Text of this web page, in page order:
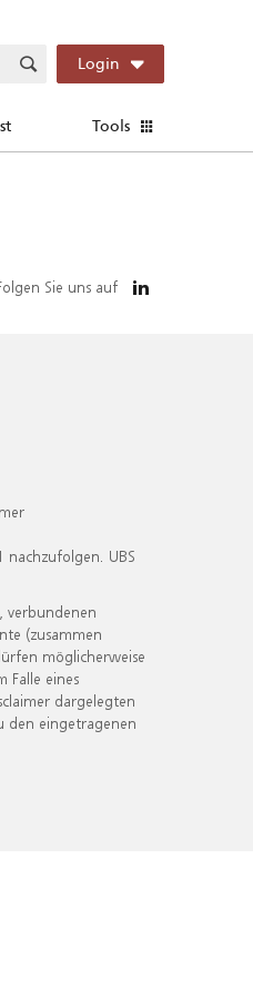
Login
Tools
Sie uns auf
UBS
verbundenen
(zusammen
möglicherweise
Falle eines
dargelegten
den eingetragenen